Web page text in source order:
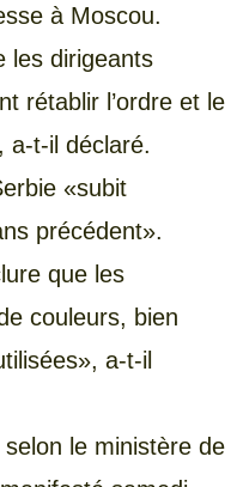
à Moscou.
les dirigeants
rétablir l’ordre et le
a-t-il déclaré.
«subit
précédent».
que les
couleurs, bien
a-t-il
le ministère de